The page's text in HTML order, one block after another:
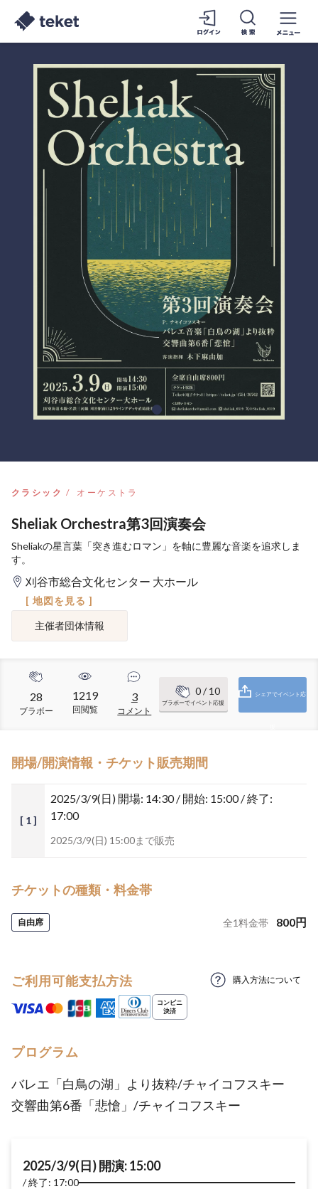
クラシック オーケストラ
Sheliak Orchestra第3回演奏会
Sheliakの星言葉「突き進むロマン」を軸に豊麗な音楽を追求しま
す。
刈谷市総合文化センター 大ホール
[ 地図を見る ]
主催者団体情報
28
ブラボー
1219
回閲覧
3
コメント
0/ 10
ブラボーでイベント応援
シェアでイベント応
開場/開演情報・チケット販売期間
[ 1 ]
2025/3/9(日) 開場: 14:30 / 開始: 15:00 / 終了:
17:00
2025/3/9(日) 15:00まで販売
チケットの種類・料金帯
自由席 全1料金帯 800円
ご利用可能支払方法 購入方法について
プログラム
バレエ「白鳥の湖」より抜粋/チャイコフスキー
交響曲第6番「悲愴」/チャイコフスキー
2025/3/9(日) 開演: 15:00
終了: 17:00